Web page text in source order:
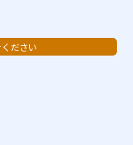
ださい